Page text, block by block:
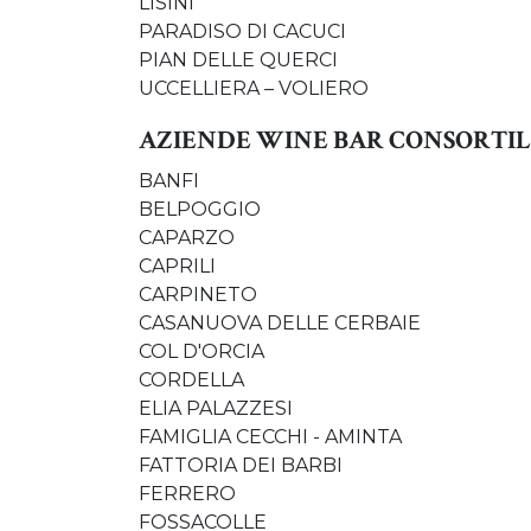
PARADISO DI CACUCI
PIAN DELLE QUERCI
UCCELLIERA – VOLIERO
AZIENDE WINE BAR
BANFI
BELPOGGIO
CAPARZO
CAPRILI
CARPINETO
CASANUOVA DELLE CERBAIE
COL D'ORCIA
CORDELLA
ELIA PALAZZESI
FAMIGLIA CECCHI - AMINTA
FATTORIA DEI BARBI
FERRERO
FOSSACOLLE